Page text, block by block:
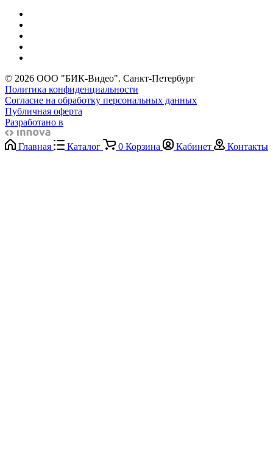
© 2026 ООО "БИК-Видео". Санкт-Петербург
Политика конфиденциальности
Согласие на обработку персональных данных
Публичная оферта
Разработано в
Главная Каталог 0 Корзина Кабинет Контакты